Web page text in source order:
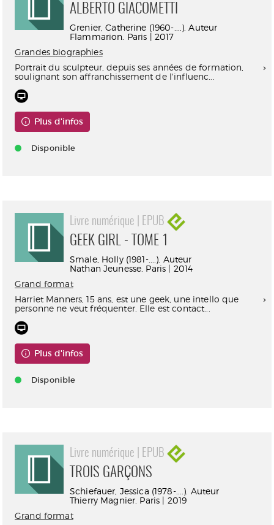
ALBERTO GIACOMETTI
Grenier, Catherine (1960-....). Auteur
Flammarion. Paris | 2017
Grandes biographies
Portrait du sculpteur, depuis ses années de formation,
soulignant son affranchissement de l'influenc...
Plus d'infos
Disponible
Livre numérique | EPUB
GEEK GIRL - TOME 1
Smale, Holly (1981-....). Auteur
Nathan Jeunesse. Paris | 2014
Grand format
Harriet Manners, 15 ans, est une geek, une intello que
personne ne veut fréquenter. Elle est contact...
Plus d'infos
Disponible
Livre numérique | EPUB
TROIS GARÇONS
Schiefauer, Jessica (1978-....). Auteur
Thierry Magnier. Paris | 2019
Grand format